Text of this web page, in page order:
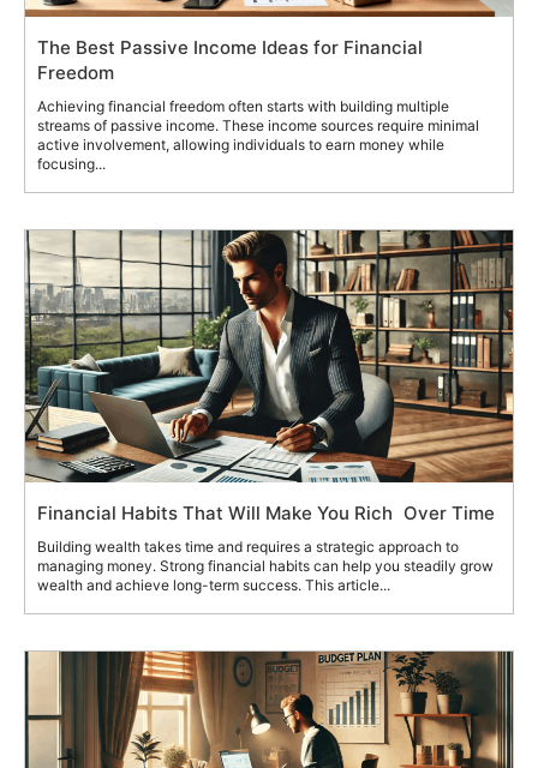
The Best Passive Income Ideas for Financial
Freedom
Achieving financial freedom often starts with building multiple
streams of passive income. These income sources require minimal
active involvement, allowing individuals to earn money while
focusing...
Financial Habits That Will Make You Rich Over Time
Building wealth takes time and requires a strategic approach to
managing money. Strong financial habits can help you steadily grow
wealth and achieve long-term success. This article...